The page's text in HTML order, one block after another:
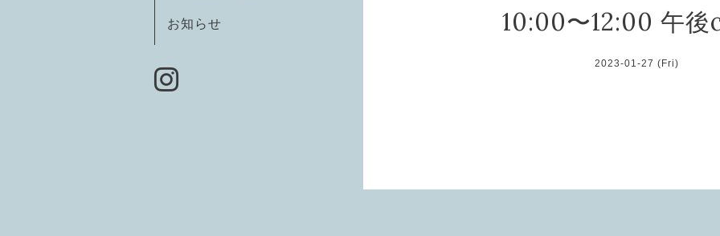
お知らせ
10:00〜12:00 午後
2023-01-27 (Fri)